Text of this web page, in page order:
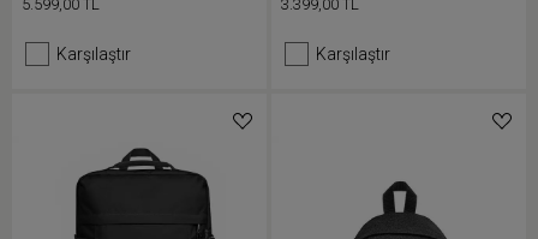
bölmesine ve şişe cebine
yerleştirebilirsin.
5.599,00 TL
Karşılaştır
ve rahat bir şekilde taşımak için
dolgulu omuz askılarını
3.399,00 TL
Karşılaştır